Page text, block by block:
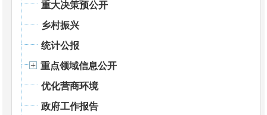
重大决策预公开
乡村振兴
统计公报
重点领域信息公开
优化营商环境
政府工作报告